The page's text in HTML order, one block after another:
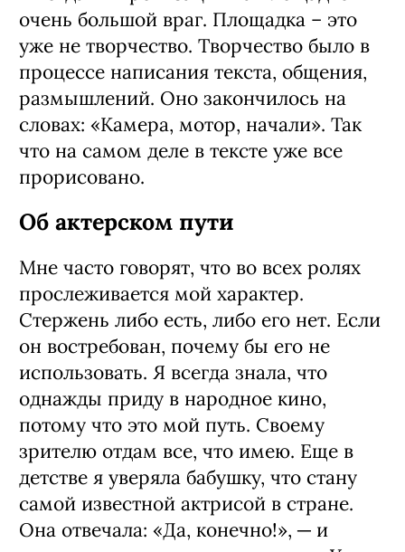
Мне часто говорят, что во всех ролях
прослеживается мой характер.
Стержень либо есть, либо его нет. Если
он востребован, почему бы его не
Иногда импровизация на площадке ─
очень большой враг. Площадка – это
уже не творчество. Творчество было в
процессе написания текста, общения,
размышлений. Оно закончилось на
словах: «Камера, мотор, начали». Так
что на самом деле в тексте уже все
прорисовано.
Об актерском пути